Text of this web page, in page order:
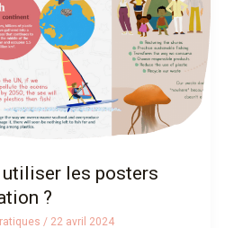
les posters
?
/ 22 avril 2024